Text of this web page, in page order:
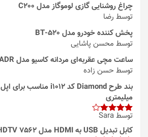
چراغ روشنایی گازی لوموگاز مدل C200
توسط رضا
پخش کننده خودرو مدل 520-BT
توسط محسن پاشایی
ساعت مچی عقربه‌ای مردانه کاسیو مدل GBA-800-1ADR
توسط حسن زاده
میلیمتری
امتیاز4
از 5
توسط Sara
کابل تبدیل USB به HDMI مدل 3in1 HDTV 7562